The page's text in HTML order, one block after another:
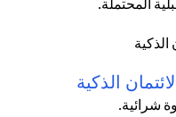
المحتملة.
الذكية
شرائية.